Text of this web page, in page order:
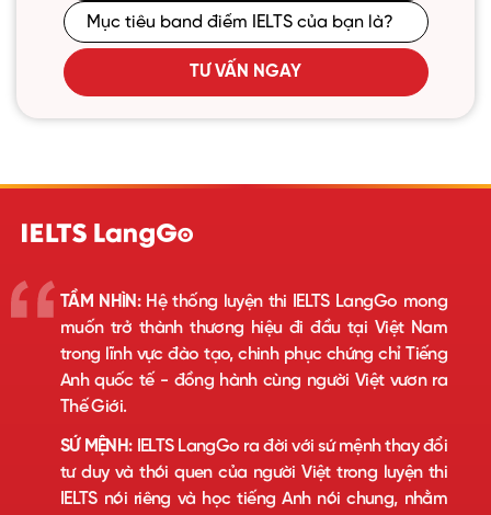
TƯ VẤN NGAY
TẦM NHÌN:Hệ thống luyện thi IELTS LangGo mong
muốn trở thành thương hiệu đi đầu tại Việt Nam
trong lĩnh vực đào tạo, chinh phục chứng chỉ Tiếng
Anh quốc tế - đồng hành cùng người Việt vươn ra
Thế Giới.
SỨ MỆNH:IELTS LangGo ra đời với sứ mệnh thay đổi
tư duy và thói quen của người Việt trong luyện thi
IELTS nói riêng và học tiếng Anh nói chung, nhằm